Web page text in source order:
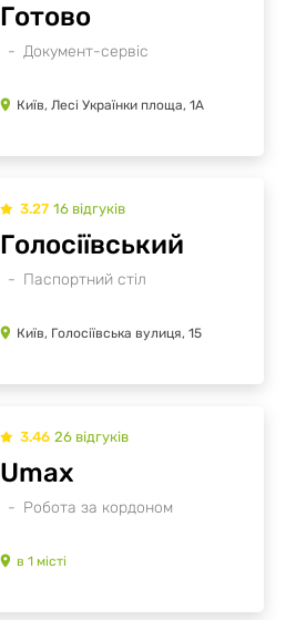
Документ-сервіс
Готово
Київ, Лесі Українки площа, 1А
3.27 16 відгуків
Паспортний стіл
Голосіївський
Київ, Голосіївська вулиця, 15
3.46 26 відгуків
Робота за кордоном
Umax
в 1 місті